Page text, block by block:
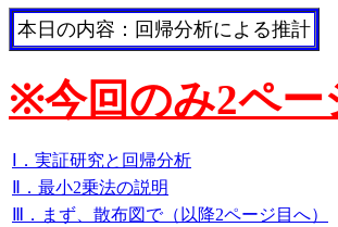
本日の内容：回帰分析による推計
※今回のみ2ペ
Ⅰ．実証研究と回帰分析
Ⅱ．最小2乗法の説明
Ⅲ．まず、散布図で（以降2ページ目へ）